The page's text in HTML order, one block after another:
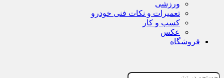
ورزشی
تعمیرات و نکات فنی خودرو
کسب و کار
عکس
فروشگاه